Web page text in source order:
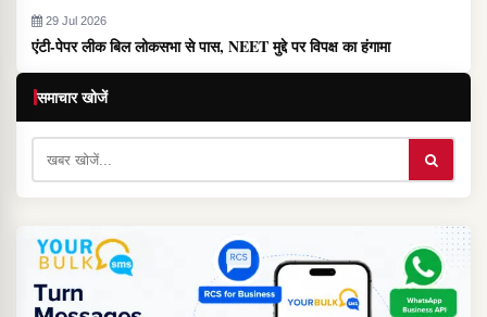
29 Jul 2026
एंटी-पेपर लीक बिल लोकसभा से पास, NEET मुद्दे पर विपक्ष का हंगामा
समाचार खोजें